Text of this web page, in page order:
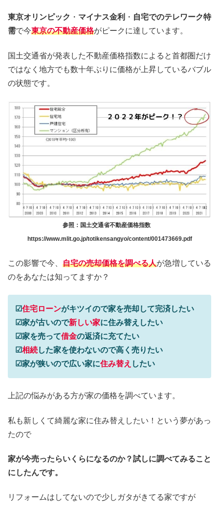
東京オリンピック ・ マイナス金利 ・ 自宅でのテレワーク特
需で今東京の不動産価格がピークに達しています。
国土交通省が発表した不動産価格指数によると首都圏だけ
ではなく地方でも数十年ぶりに価格が上昇しているバブル
の状態です。
参照：国土交通省不動産価格指数
https://www.mlit.go.jp/totikensangyo/content/001473669.pdf
この影響で今、 自宅の売却価格を調べる人が急増している
のをあなたは知ってますか？
☑住宅ローンがキツイので家を売却して完済したい
☑家が古いので新しい家に住み替えしたい
☑家を売って借金の返済に充てたい
☑相続した家を使わないので高く売りたい
☑家が狭いので広い家に住み替え したい
上記の悩みがある方が家の価格を調べています。
私も新しくて綺麗な家に住み替えしたい！という夢があっ
たので
家が今売ったらいくらになるのか？試しに調べてみること
にしたんです。
リフォームはしてないので少しガタがきてる家ですが